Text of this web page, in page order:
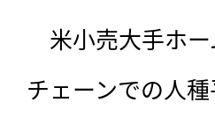
米小売大手ホー
チェーンでの人